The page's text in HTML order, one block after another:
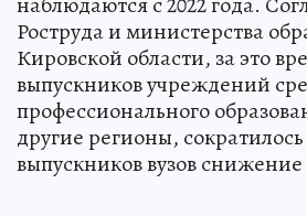
Роструда и министерства
Кировской области, за это
выпускников учреждений
профессионального
другие регионы,
выпускников вузов снижение